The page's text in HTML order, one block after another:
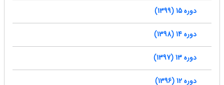
دوره 15 (1399)
دوره 14 (1398)
دوره 13 (1397)
دوره 12 (1396)